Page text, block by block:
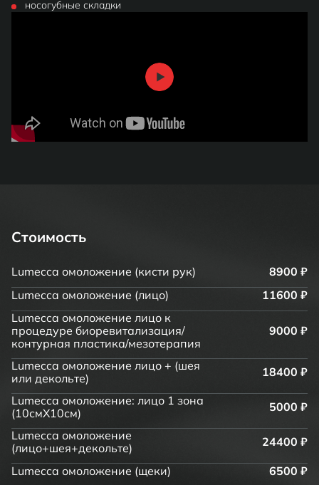
носогубные складки
Стоимость
Lumecca омоложение (кисти рук)
8900 ₽
Lumecca омоложение (лицо)
11600 ₽
Lumecca омоложение лицо к
процедуре биоревитализация/
контурная пластика/мезотерапия
9000 ₽
Lumecca омоложение лицо + (шея
или декольте)
18400 ₽
Lumecca омоложение: лицо 1 зона
(10смХ10см)
5000 ₽
Lumecca омоложение
(лицо+шея+декольте)
24400 ₽
Lumecca омоложение (щеки)
6500 ₽